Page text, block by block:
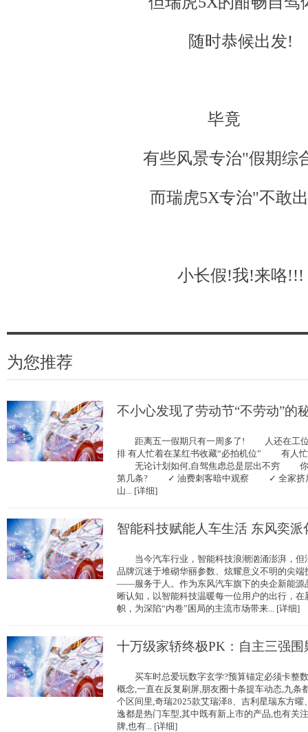
随时恭候出发!
毕竟
有些风景专治"假期综
而瑞虎5X专治"不敢
小长假!我!来咯!!!
为您推荐
不小心发现了劳动节“不劳动”的
距离五一假期只有一周多了! 人还在工位,
排 有人忙着在某红书收藏“必拍机位” 有人忙
无论计划如何,自驾焦虑总是层出不穷 你
第几条? ✓ 油费刺客暗中观察 ✓ 全家挤
山... [详细]
智能科技赋能人车生活 东风奕派
当今汽车行业，智能科技浪潮汹涌澎湃，但
品牌沉迷于堆砌华丽参数、炫耀意义不明的尖
——服务于人。作为东风汽车旗下的央企新能源
晰认知，以智能科技温暖每一位用户的出行，
帜，为深陷“内卷”困局的主流市场带来... [详细]
十万级家轿终极PK：自主三强围
买车时总爱玩数字玄学?预算锚定必须卡整数
概念,一直在反复刷屏,朋友圈十条提车动态,九条
个区间里,奇瑞2025款艾瑞泽8、吉利星瑞东方
逸都是热门车型,其中既有新上市的产品,也有关
牌,也有... [详细]